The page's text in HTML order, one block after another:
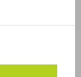
AGB